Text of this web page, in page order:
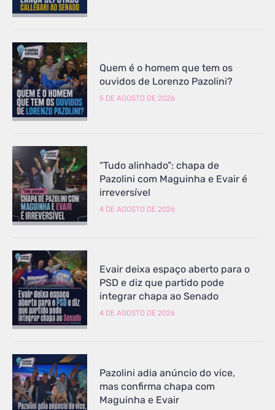
Quem é o homem que tem os
ouvidos de Lorenzo Pazolini?
5 DE AGOSTO DE 2026
“Tudo alinhado”: chapa de
Pazolini com Maguinha e Evair é
irreversível
4 DE AGOSTO DE 2026
Evair deixa espaço aberto para o
PSD e diz que partido pode
integrar chapa ao Senado
4 DE AGOSTO DE 2026
Pazolini adia anúncio do vice,
mas confirma chapa com
Maguinha e Evair